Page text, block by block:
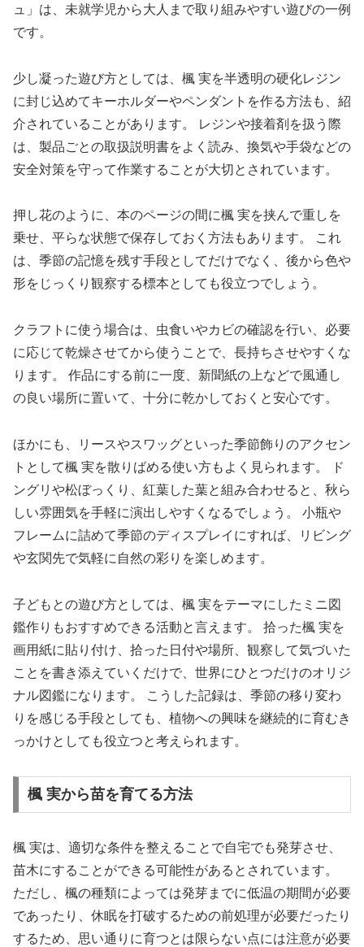
ュ」は、未就学児から大人まで取り組みやすい遊びの一例
です。
少し凝った遊び方としては、楓 実を半透明の硬化レジン
に封じ込めてキーホルダーやペンダントを作る方法も、紹
介されていることがあります。 レジンや接着剤を扱う際
は、製品ごとの取扱説明書をよく読み、換気や手袋などの
安全対策を守って作業することが大切とされています。
押し花のように、本のページの間に楓 実を挟んで重しを
乗せ、平らな状態で保存しておく方法もあります。 これ
は、季節の記憶を残す手段としてだけでなく、後から色や
形をじっくり観察する標本としても役立つでしょう。
クラフトに使う場合は、虫食いやカビの確認を行い、必要
に応じて乾燥させてから使うことで、長持ちさせやすくな
ります。 作品にする前に一度、新聞紙の上などで風通し
の良い場所に置いて、十分に乾かしておくと安心です。
ほかにも、リースやスワッグといった季節飾りのアクセン
トとして楓 実を散りばめる使い方もよく見られます。 ド
ングリや松ぼっくり、紅葉した葉と組み合わせると、秋ら
しい雰囲気を手軽に演出しやすくなるでしょう。 小瓶や
フレームに詰めて季節のディスプレイにすれば、リビング
や玄関先で気軽に自然の彩りを楽しめます。
子どもとの遊び方としては、楓 実をテーマにしたミニ図
鑑作りもおすすめできる活動と言えます。 拾った楓 実を
画用紙に貼り付け、拾った日付や場所、観察して気づいた
ことを書き添えていくだけで、世界にひとつだけのオリジ
ナル図鑑になります。 こうした記録は、季節の移り変わ
りを感じる手段としても、植物への興味を継続的に育むき
っかけとしても役立つと考えられます。
楓 実から苗を育てる方法
楓 実は、適切な条件を整えることで自宅でも発芽させ、
苗木にすることができる可能性があるとされています。
ただし、楓の種類によっては発芽までに低温の期間が必要
であったり、休眠を打破するための前処理が必要だったり
するため、思い通りに育つとは限らない点には注意が必要